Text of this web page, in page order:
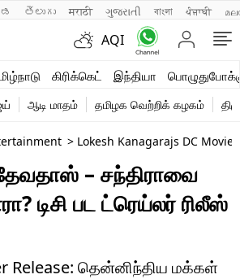
తెలుగు मराठी ગુજરાતી বাংলা ਪੰਜਾਬੀ
AQI
கிரிக்கெட் இந்தியா
ஆடி மாதம் தமிழக வெற்றிக் கழகம்
> Lokesh Kanagarajs DC
– சந்திராவை
டிசி பட ட்ரெய்லர் ரிலீஸ்
Release: தென்னிந்திய மக்கள்